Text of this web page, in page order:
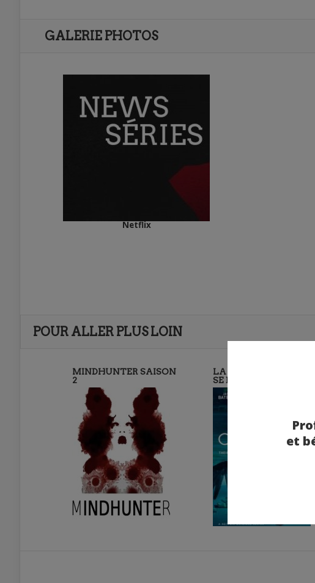
et
GALERIE PHOTOS
Netflix
POUR ALLER PLUS LOIN
MINDHUNTER SAISON
2
LA SAISON 2 D’OZARK
SE DÉVOILE